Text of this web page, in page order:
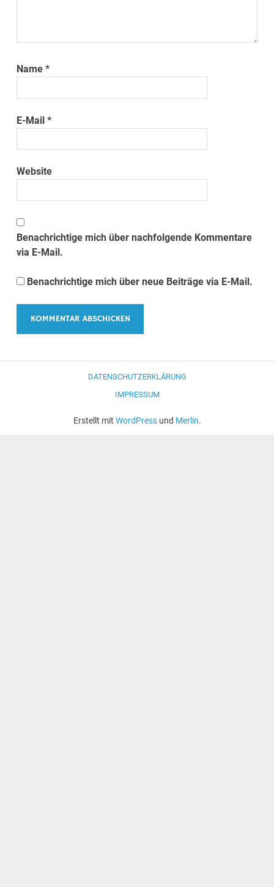
Name*
E-Mail*
Website
Benachrichtige mich über nachfolgende Kommentare
via E-Mail.
Benachrichtige mich über neue Beiträge via E-Mail.
DATENSCHUTZERKLÄRUNG
IMPRESSUM
Erstellt mit WordPressund Merlin.